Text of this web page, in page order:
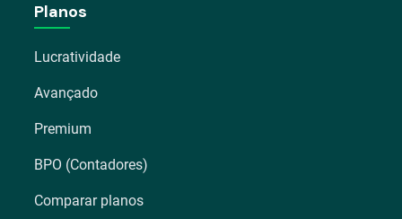
Planos
Lucratividade
Avançado
Premium
BPO (Contadores)
Comparar planos